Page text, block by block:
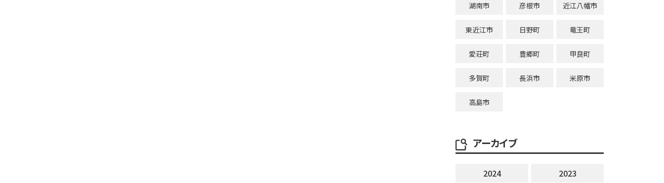
湖南市 彦根市 近江八幡市
東近江市 日野町 竜王町
愛荘町 豊郷町 甲良町
多賀町 長浜市 米原市
高島市
アーカイブ
2024
2023